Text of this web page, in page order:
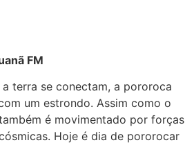
FM
a terra se conectam, a pororoca
um estrondo. Assim como o
é movimentado por forças
Hoje é dia de pororocar